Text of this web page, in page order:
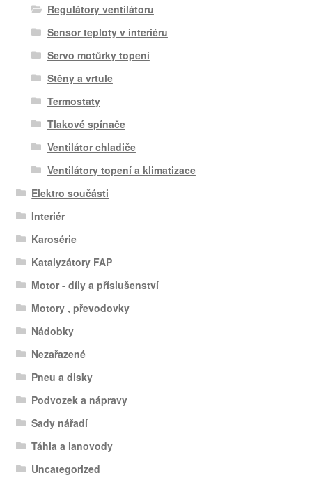
Regulátory ventilátoru
Sensor teploty v interiéru
Servo motůrky topení
Stěny a vrtule
Termostaty
Tlakové spínače
Ventilátor chladiče
Ventilátory topení a klimatizace
Elektro součásti
Interiér
Karosérie
Katalyzátory FAP
Motor - díly a příslušenství
Motory , převodovky
Nádobky
Nezařazené
Pneu a disky
Podvozek a nápravy
Sady nářadí
Táhla a lanovody
Uncategorized